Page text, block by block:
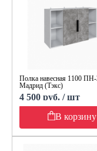
Полка навесная 1100
Мадрид (Тэкс)
4 500 руб. / шт
В корзину